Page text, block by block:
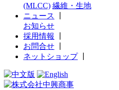
(MLCC) 繊維・生地
ニュース
お知らせ
採用情報
お問合せ
ネットショップ